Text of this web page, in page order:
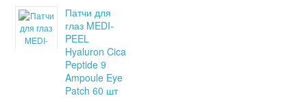
Патчи для
глаз MEDI-
PEEL
Hyaluron Cica
Peptide 9
Ampoule Eye
Patch 60 шт